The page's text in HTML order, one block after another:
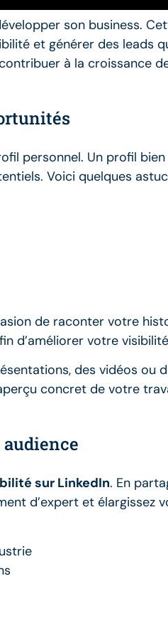
son business.
et générer des leads
à la croissance
personnel. Un profil
Voici quelques
de raconter votre
d’améliorer votre
des vidéos ou
concret de votre
sur LinkedIn. En
d’expert et élargissez